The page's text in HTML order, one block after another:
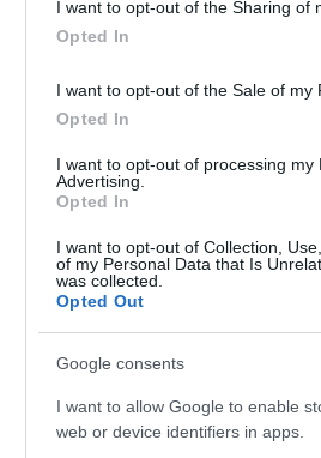
I want to opt-out of the Sharing of
Opted In
I want to opt-out of the Sale of my
Opted In
I want to opt-out of processing my
Advertising.
Opted In
I want to opt-out of Collection,
of my Personal Data that Is
was collected.
Opted Out
Google consents
I want to allow Google to enable
web or device identifiers in apps.